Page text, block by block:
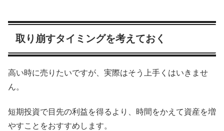
取り崩すタイミングを考えておく
高い時に売りたいですが、実際はそう上手くはいきませ
ん。
短期投資で目先の利益を得るより、時間をかえて資産を増
やすことをおすすめします。